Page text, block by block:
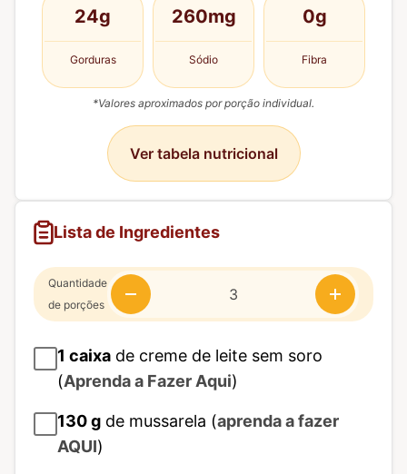
24g
Gorduras
260mg
Sódio
0g
Fibra
*Valores aproximados por porção individual.
Ver tabela nutricional
Lista de Ingredientes
Quantidade
de porções
1 caixa de creme de leite sem soro
(Aprenda a Fazer Aqui)
130g de mussarela (aprenda a fazer
AQUI)